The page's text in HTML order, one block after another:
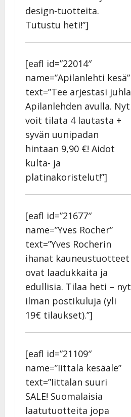
design-tuotteita.
Tutustu heti!”]
[eafl id=”22014″
name=”Apilanlehti kesä”
text=”Tee arjestasi juhla
Apilanlehden avulla. Nyt
voit tilata 4 lautasta +
syvän uunipadan
hintaan 9,90 €! Aidot
kulta- ja
platinakoristelut!”]
[eafl id=”21677″
name=”Yves Rocher”
text=”Yves Rocherin
ihanat kauneustuotteet
ovat laadukkaita ja
edullisia. Tilaa heti – nyt
ilman postikuluja (yli
19€ tilaukset).”]
[eafl id=”21109″
name=”Iittala kesäale”
text=”Iittalan suuri
SALE! Suomalaisia
laatutuotteita jopa